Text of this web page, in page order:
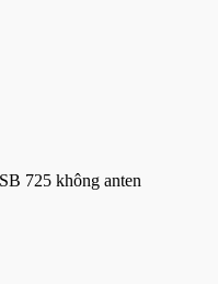
725 không anten